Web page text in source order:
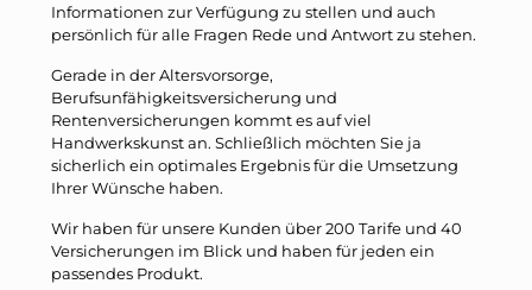
Informationen zur Verfügung zu stellen und auch
persönlich für alle Fragen Rede und Antwort zu stehen.
Gerade in der Altersvorsorge,
Berufsunfähigkeitsversicherung und
Rentenversicherungen kommt es auf viel
Handwerkskunst an. Schließlich möchten Sie ja
sicherlich ein optimales Ergebnis für die Umsetzung
Ihrer Wünsche haben.
Wir haben für unsere Kunden über 200 Tarife und 40
Versicherungen im Blick und haben für jeden ein
passendes Produkt.